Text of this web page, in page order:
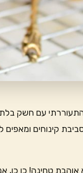
עם חשק
קינוחים
אוהבת טחינה! כן